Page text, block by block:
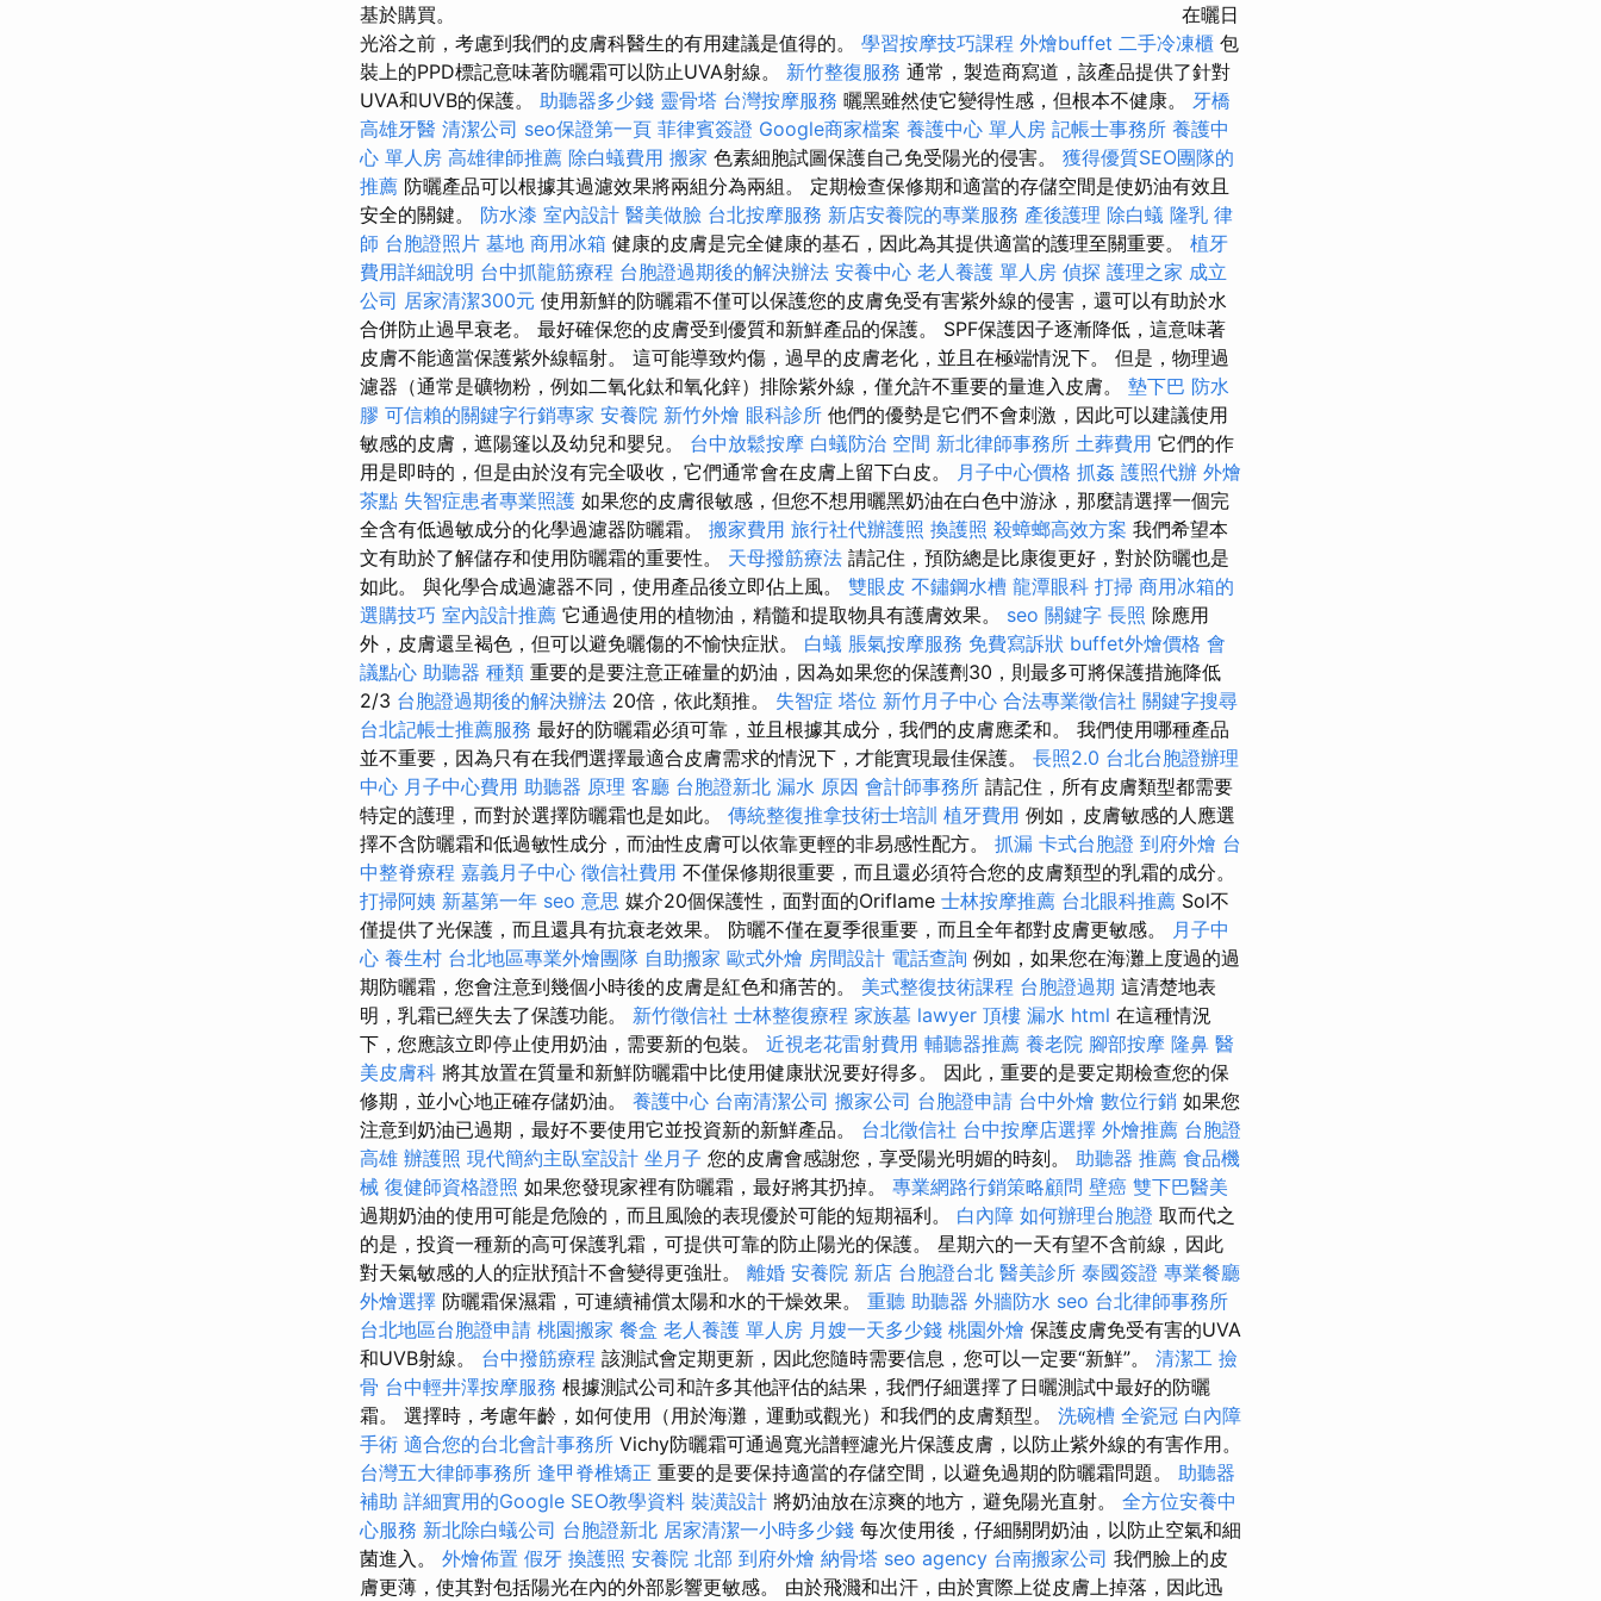
基於購買。
在曬日
光浴之前，考慮到我們的皮膚科醫生的有用建議是值得的。 學習按摩技巧課程 外燴buffet 二手冷凍櫃 包
裝上的PPD標記意味著防曬霜可以防止UVA射線。 新竹整復服務 通常，製造商寫道，該產品提供了針對
UVA和UVB的保護。 助聽器多少錢 靈骨塔 台灣按摩服務 曬黑雖然使它變得性感，但根本不健康。 牙橋
高雄牙醫 清潔公司 seo保證第一頁 菲律賓簽證 Google商家檔案 養護中心 單人房 記帳士事務所 養護中
心 單人房 高雄律師推薦 除白蟻費用 搬家 色素細胞試圖保護自己免受陽光的侵害。 獲得優質SEO團隊的
推薦 防曬產品可以根據其過濾效果將兩組分為兩組。 定期檢查保修期和適當的存儲空間是使奶油有效且
安全的關鍵。 防水漆 室內設計 醫美做臉 台北按摩服務 新店安養院的專業服務 產後護理 除白蟻 隆乳 律
師 台胞證照片 墓地 商用冰箱 健康的皮膚是完全健康的基石，因此為其提供適當的護理至關重要。 植牙
費用詳細說明 台中抓龍筋療程 台胞證過期後的解決辦法 安養中心 老人養護 單人房 偵探 護理之家 成立
公司 居家清潔300元 使用新鮮的防曬霜不僅可以保護您的皮膚免受有害紫外線的侵害，還可以有助於水
合併防止過早衰老。 最好確保您的皮膚受到優質和新鮮產品的保護。 SPF保護因子逐漸降低，這意味著
皮膚不能適當保護紫外線輻射。 這可能導致灼傷，過早的皮膚老化，並且在極端情況下。 但是，物理過
濾器（通常是礦物粉，例如二氧化鈦和氧化鋅）排除紫外線，僅允許不重要的量進入皮膚。 墊下巴 防水
膠 可信賴的關鍵字行銷專家 安養院 新竹外燴 眼科診所 他們的優勢是它們不會刺激，因此可以建議使用
敏感的皮膚，遮陽篷以及幼兒和嬰兒。 台中放鬆按摩 白蟻防治 空間 新北律師事務所 土葬費用 它們的作
用是即時的，但是由於沒有完全吸收，它們通常會在皮膚上留下白皮。
月子中心價格 抓姦 護照代辦 外燴
茶點 失智症患者專業照護 如果您的皮膚很敏感，但您不想用曬黑奶油在白色中游泳，那麼請選擇一個完
全含有低過敏成分的化學過濾器防曬霜。 搬家費用 旅行社代辦護照 換護照 殺蟑螂高效方案 我們希望本
文有助於了解儲存和使用防曬霜的重要性。 天母撥筋療法 請記住，預防總是比康復更好，對於防曬也是
如此。 與化學合成過濾器不同，使用產品後立即佔上風。 雙眼皮 不鏽鋼水槽 龍潭眼科 打掃 商用冰箱的
選購技巧 室內設計推薦 它通過使用的植物油，精髓和提取物具有護膚效果。 seo 關鍵字 長照 除應用
外，皮膚還呈褐色，但可以避免曬傷的不愉快症狀。 白蟻 脹氣按摩服務 免費寫訴狀 buffet外燴價格 會
議點心 助聽器 種類 重要的是要注意正確量的奶油，因為如果您的保護劑30，則最多可將保護措施降低
2/3 台胞證過期後的解決辦法 20倍，依此類推。 失智症 塔位 新竹月子中心 合法專業徵信社 關鍵字搜尋
台北記帳士推薦服務 最好的防曬霜必須可靠，並且根據其成分，我們的皮膚應柔和。 我們使用哪種產品
並不重要，因為只有在我們選擇最適合皮膚需求的情況下，才能實現最佳保護。 長照2.0 台北台胞證辦理
中心 月子中心費用 助聽器 原理 客廳 台胞證新北 漏水 原因 會計師事務所 請記住，所有皮膚類型都需要
特定的護理，而對於選擇防曬霜也是如此。 傳統整復推拿技術士培訓 植牙費用 例如，皮膚敏感的人應選
擇不含防曬霜和低過敏性成分，而油性皮膚可以依靠更輕的非易感性配方。 抓漏 卡式台胞證 到府外燴 台
中整脊療程 嘉義月子中心 徵信社費用 不僅保修期很重要，而且還必須符合您的皮膚類型的乳霜的成分。
打掃阿姨 新墓第一年 seo 意思 媒介20個保護性，面對面的Oriflame 士林按摩推薦 台北眼科推薦 Sol不
僅提供了光保護，而且還具有抗衰老效果。 防曬不僅在夏季很重要，而且全年都對皮膚更敏感。
月子中
心 養生村 台北地區專業外燴團隊 自助搬家 歐式外燴 房間設計 電話查詢 例如，如果您在海灘上度過的過
期防曬霜，您會注意到幾個小時後的皮膚是紅色和痛苦的。 美式整復技術課程 台胞證過期 這清楚地表
明，乳霜已經失去了保護功能。 新竹徵信社 士林整復療程 家族墓 lawyer 頂樓 漏水 html 在這種情況
下，您應該立即停止使用奶油，需要新的包裝。 近視老花雷射費用 輔聽器推薦 養老院 腳部按摩 隆鼻 醫
美皮膚科 將其放置在質量和新鮮防曬霜中比使用健康狀況要好得多。 因此，重要的是要定期檢查您的保
修期，並小心地正確存儲奶油。 養護中心 台南清潔公司 搬家公司 台胞證申請 台中外燴 數位行銷 如果您
注意到奶油已過期，最好不要使用它並投資新的新鮮產品。 台北徵信社 台中按摩店選擇 外燴推薦 台胞證
高雄 辦護照 現代簡約主臥室設計 坐月子 您的皮膚會感謝您，享受陽光明媚的時刻。 助聽器 推薦 食品機
械 復健師資格證照 如果您發現家裡有防曬霜，最好將其扔掉。 專業網路行銷策略顧問 壁癌 雙下巴醫美
過期奶油的使用可能是危險的，而且風險的表現優於可能的短期福利。 白內障 如何辦理台胞證 取而代之
的是，投資一種新的高可保護乳霜，可提供可靠的防止陽光的保護。 星期六的一天有望不含前線，因此
對天氣敏感的人的症狀預計不會變得更強壯。 離婚 安養院 新店 台胞證台北 醫美診所 泰國簽證 專業餐廳
外燴選擇 防曬霜保濕霜，可連續補償太陽和水的干燥效果。 重聽 助聽器 外牆防水 seo 台北律師事務所
台北地區台胞證申請 桃園搬家 餐盒 老人養護 單人房 月嫂一天多少錢 桃園外燴 保護皮膚免受有害的UVA
和UVB射線。 台中撥筋療程 該測試會定期更新，因此您隨時需要信息，您可以一定要“新鮮”。 清潔工 撿
骨 台中輕井澤按摩服務 根據測試公司和許多其他評估的結果，我們仔細選擇了日曬測試中最好的防曬
霜。 選擇時，考慮年齡，如何使用（用於海灘，運動或觀光）和我們的皮膚類型。 洗碗槽 全瓷冠 白內障
手術 適合您的台北會計事務所 Vichy防曬霜可通過寬光譜輕濾光片保護皮膚，以防止紫外線的有害作用。
台灣五大律師事務所 逢甲脊椎矯正 重要的是要保持適當的存儲空間，以避免過期的防曬霜問題。 助聽器
補助 詳細實用的Google SEO教學資料 裝潢設計 將奶油放在涼爽的地方，避免陽光直射。 全方位安養中
心服務 新北除白蟻公司 台胞證新北 居家清潔一小時多少錢 每次使用後，仔細關閉奶油，以防止空氣和細
菌進入。 外燴佈置 假牙 換護照 安養院 北部 到府外燴 納骨塔 seo agency 台南搬家公司 我們臉上的皮
膚更薄，使其對包括陽光在內的外部影響更敏感。 由於飛濺和出汗，由於實際上從皮膚上掉落，因此迅